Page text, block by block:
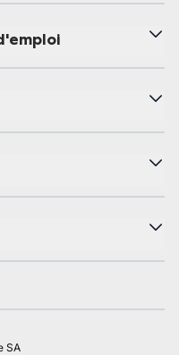
SA